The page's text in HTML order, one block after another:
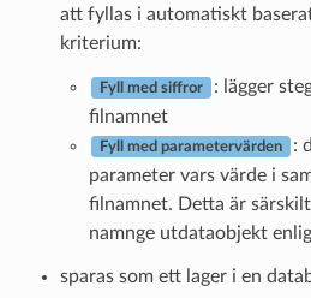
att fyllas i automatiskt
kriterium:
Fyll med siffror
: lägger
filnamnet
Fyll med parametervärden
:
parameter vars värde i
filnamnet. Detta är
namnge utdataobjekt
sparas som ett lager i en